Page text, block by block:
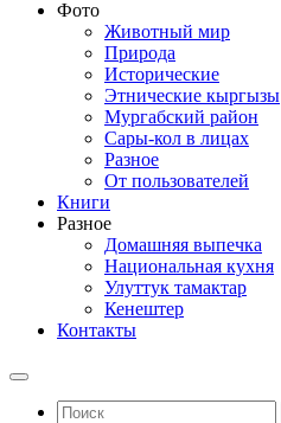
Фото
Животный мир
Природа
Исторические
Этнические кыргызы
Мургабский район
Сары-кол в лицах
Разное
От пользователей
Книги
Разное
Домашняя выпечка
Национальная кухня
Улуттук тамактар
Кенештер
Контакты